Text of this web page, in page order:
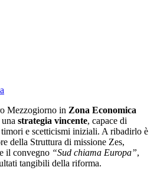
Mezzogiorno in Zona Economica
strategia vincente, capace di
timori e scetticismi iniziali. A ribadirlo è
della Struttura di missione Zes,
il convegno “Sud chiama Europa”,
tangibili della riforma.